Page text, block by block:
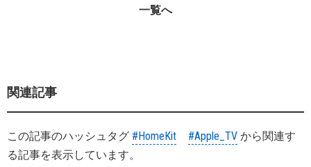
一覧へ
関連記事
この記事のハッシュタグ #HomeKit #Apple_TV から関連す
る記事を表示しています。